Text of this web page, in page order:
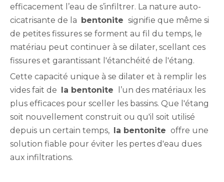
efficacement l’eau de s’infiltrer. La nature auto-
cicatrisante de la bentonite signifie que même si
de petites fissures se forment au fil du temps, le
matériau peut continuer à se dilater, scellant ces
fissures et garantissant l'étanchéité de l'étang.
Cette capacité unique à se dilater et à remplir les
vides fait de la bentonite
l’un des matériaux les
plus efficaces pour sceller les bassins. Que l'étang
soit nouvellement construit ou qu'il soit utilisé
depuis un certain temps, la bentonite offre une
solution fiable pour éviter les pertes d'eau dues
aux infiltrations.